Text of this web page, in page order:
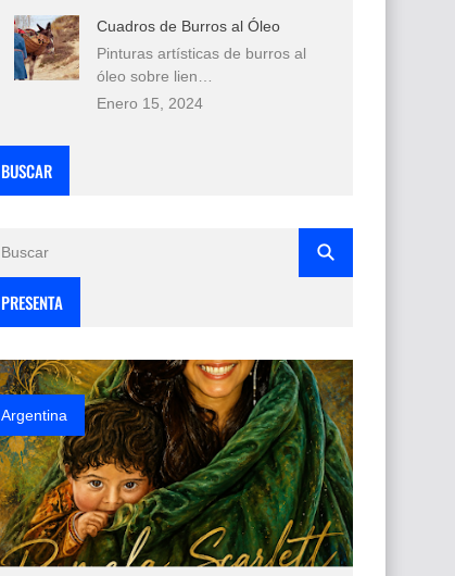
Cuadros de Burros al Óleo
Pinturas artísticas de burros al
óleo sobre lien…
Enero 15, 2024
BUSCAR
PRESENTA
Argentina